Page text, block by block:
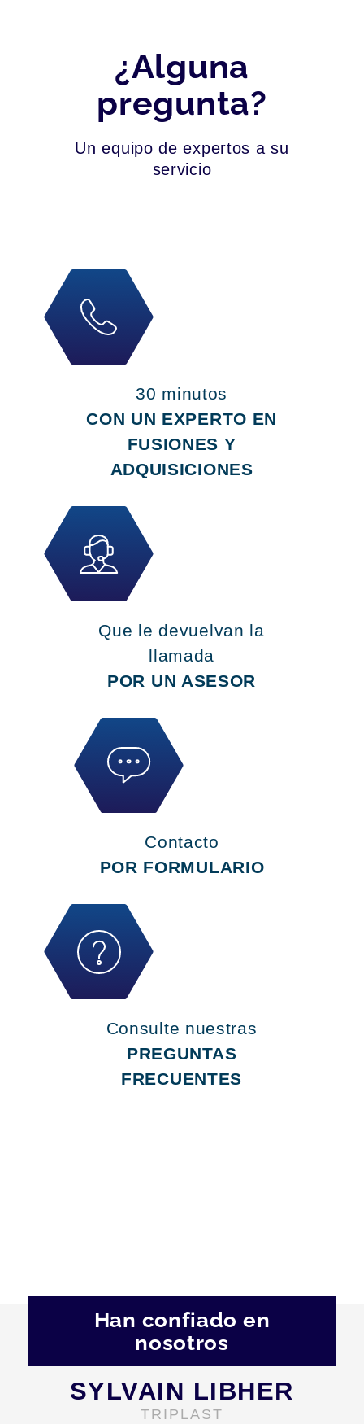
¿Alguna
pregunta?
Un equipo de expertos a su
servicio
30 minutos
CON UN EXPERTO EN
FUSIONES Y
ADQUISICIONES
Que le devuelvan la
llamada
POR UN ASESOR
Contacto
POR FORMULARIO
Consulte nuestras
PREGUNTAS
FRECUENTES
Han confiado en
nosotros
SYLVAIN LIBHER
TRIPLAST